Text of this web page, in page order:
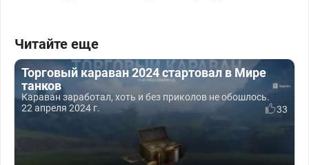
Читайте еще
Торговый караван 2024 стартовал в Мире
танков
Караван заработал, хоть и без приколов не обошлось.
22 апреля 2024 г.
33